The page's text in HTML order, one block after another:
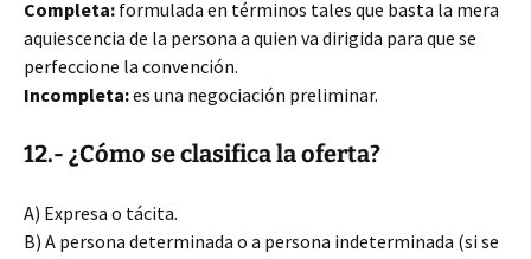
Completa: formulada en términos tales que basta la mera
aquiescencia de la persona a quien va dirigida para que se
perfeccione la convención.
Incompleta:es una negociación preliminar.
12.- ¿Cómo se clasifica la oferta?
A) Expresa o tácita.
B) A persona determinada o a persona indeterminada (si se